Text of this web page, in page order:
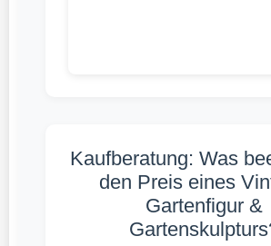
Kaufberatung: Was
den Preis eines
Gartenfigur &